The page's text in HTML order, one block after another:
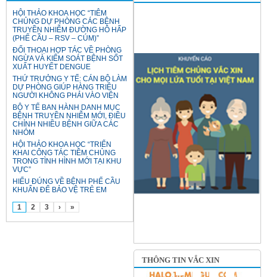
HỘI THẢO KHOA HỌC “TIÊM
CHỦNG DỰ PHÒNG CÁC BỆNH
TRUYỀN NHIỄM ĐƯỜNG HÔ HẤP
(PHẾ CẦU – RSV – CÚM)”
ĐỐI THOẠI HỢP TÁC VỀ PHÒNG
NGỪA VÀ KIỂM SOÁT BỆNH SỐT
XUẤT HUYẾT DENGUE
THỨ TRƯỞNG Y TẾ: CÁN BỘ LÀM
DỰ PHÒNG GIÚP HÀNG TRIỆU
NGƯỜI KHÔNG PHẢI VÀO VIỆN
BỘ Y TẾ BAN HÀNH DANH MỤC
BỆNH TRUYỀN NHIỄM MỚI, ĐIỀU
CHỈNH NHIỀU BỆNH GIỮA CÁC
NHÓM
HỘI THẢO KHOA HỌC “TRIỂN
KHAI CÔNG TÁC TIÊM CHỦNG
TRONG TÌNH HÌNH MỚI TẠI KHU
VỰC”
HIỂU ĐÚNG VỀ BỆNH PHẾ CẦU
KHUẨN ĐỂ BẢO VỆ TRẺ EM
1 2 3 › »
THÔNG TIN VẮC XIN